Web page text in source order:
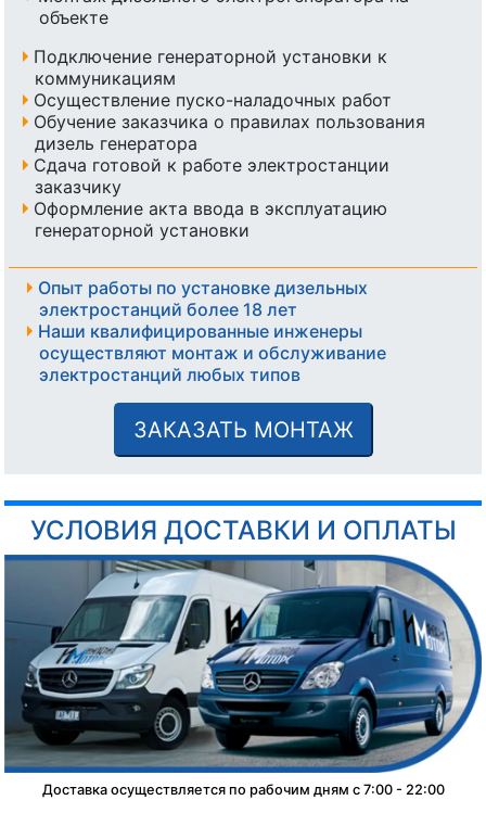
объекте
Подключение генераторной установки к
коммуникациям
Осуществление пуско-наладочных работ
Обучение заказчика о правилах пользования
дизель генератора
Сдача готовой к работе электростанции
заказчику
Оформление акта ввода в эксплуатацию
генераторной установки
Опыт работы по установке дизельных
электростанций более 18 лет
Наши квалифицированные инженеры
осуществляют монтаж и обслуживание
электростанций любых типов
ЗАКАЗАТЬ МОНТАЖ
УСЛОВИЯ ДОСТАВКИ И ОПЛАТЫ
Доставка осуществляется по рабочим дням с 7:00 - 22:00